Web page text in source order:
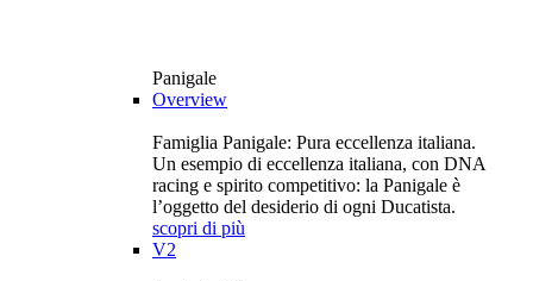
Panigale
Overview
Famiglia Panigale: Pura eccellenza italiana.
Un esempio di eccellenza italiana, con DNA
racing e spirito competitivo: la Panigale è
l’oggetto del desiderio di ogni Ducatista.
scopri di più
V2